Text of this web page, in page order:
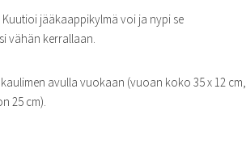
jääkaappikylmä voi ja nypi se
vähän kerrallaan.
avulla vuokaan (vuoan koko 35 x 12 cm,
25 cm).